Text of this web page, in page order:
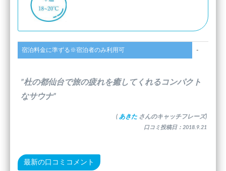
宿泊料金に準ずる※宿泊者のみ利用可 -
”杜の都仙台で旅の疲れを癒してくれるコンパクト
なサウナ”
( あきた さんのキャッチフレーズ)
口コミ投稿日：2018.9.21
最新の口コミコメント